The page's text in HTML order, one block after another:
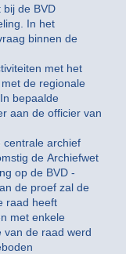
bij de BVD
In het
binnen de
met het
de regionale
bepaalde
aan de officier van
centrale archief
de Archiefwet
op de BVD -
de proef zal de
raad heeft
met enkele
van de raad werd